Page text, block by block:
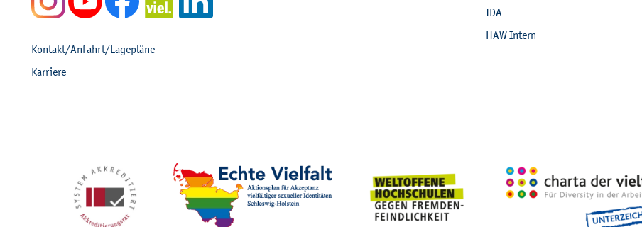
Kon­takt/An­fahrt/La­ge­plä­ne
Kar­rie­re
IDA
HAW In­tern
Mit­glied­schaf­ten, Aus­zeich­nun­gen, Part­ner­schaf­ten